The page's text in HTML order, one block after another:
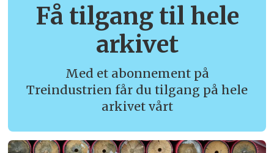
Få tilgang til hele
arkivet
Med et abonnement på
Treindustrien får du tilgang på hele
arkivet vårt